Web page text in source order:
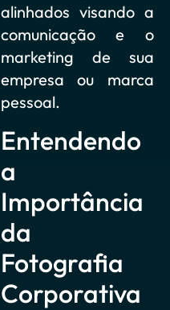
alinhados visando a
comunicação e o
marketing de sua
empresa ou marca
pessoal.
Entendendo
a
Importância
da
Fotografia
Corporativa